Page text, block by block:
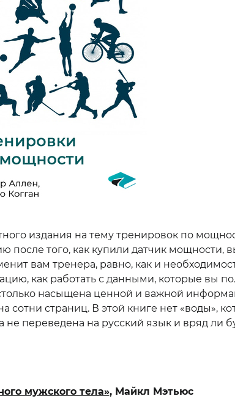
издания на тему тренировок по
после того, как купили датчик мощности,
вам тренера, равно, как и
как работать с данными, которые вы
насыщена ценной и важной
сотни страниц. В этой книге нет «воды»,
переведена на русский язык и вряд ли
мужского тела», Майкл Мэтьюс